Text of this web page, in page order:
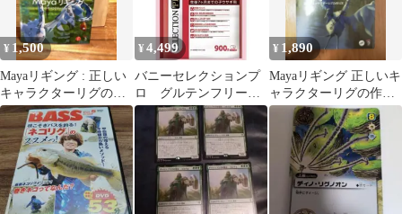
¥ 1,500
Mayaリギング : 正しい
キャラクターリグの作
り方
¥ 4,499
バニーセレクションプ
ロ グルテンフリー
グロース 900g ＊3
¥ 1,890
Mayaリギング 正しいキ
ャラクターリグの作り
方